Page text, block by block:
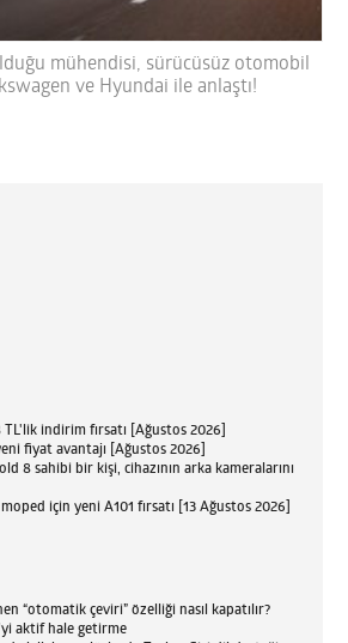
olduğu mühendisi, sürücüsüz otomobil
ve Hyundai ile anlaştı!
TL'lik indirim fırsatı [Ağustos 2026]
fiyat avantajı [Ağustos 2026]
8 sahibi bir kişi, cihazının arka kameralarını
için yeni A101 fırsatı [13 Ağustos 2026]
“otomatik çeviri” özelliği nasıl kapatılır?
aktif hale getirme